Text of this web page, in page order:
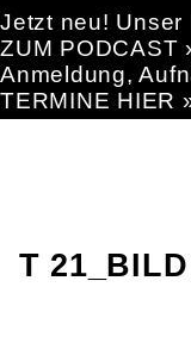
Jetzt neu! Unser
ZUM PODCAST
Anmeldung,
TERMINE HIER
T